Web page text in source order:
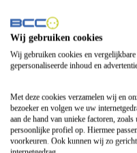
Fitelli
Airfryer
Frituurpan
Contactgrill
Broodbakmachine
Broodrooster
Wij gebruiken cookies
Wij gebruiken cookies en
gepersonaliseerde inhoud en
Met deze cookies verzamelen wij en
bezoeker en volgen we uw
aan de hand van unieke factoren,
persoonlijke profiel op. Hiermee
voorkeuren. Ook kunnen wij zo